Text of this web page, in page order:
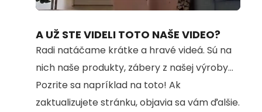
Unmute
100.00%
A UŽ STE VIDELI TOTO NAŠE VIDEO?
Radi natáčame krátke a hravé videá. Sú na
nich naše produkty, zábery z našej výroby...
Pozrite sa napríklad na toto! Ak
zaktualizujete stránku, objavia sa vám ďalšie.